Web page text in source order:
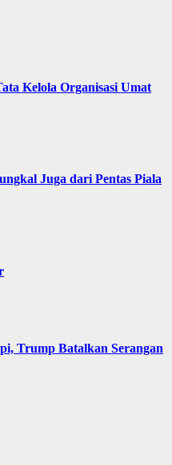
Kelola Organisasi Umat
Juga dari Pentas Piala
Trump Batalkan Serangan